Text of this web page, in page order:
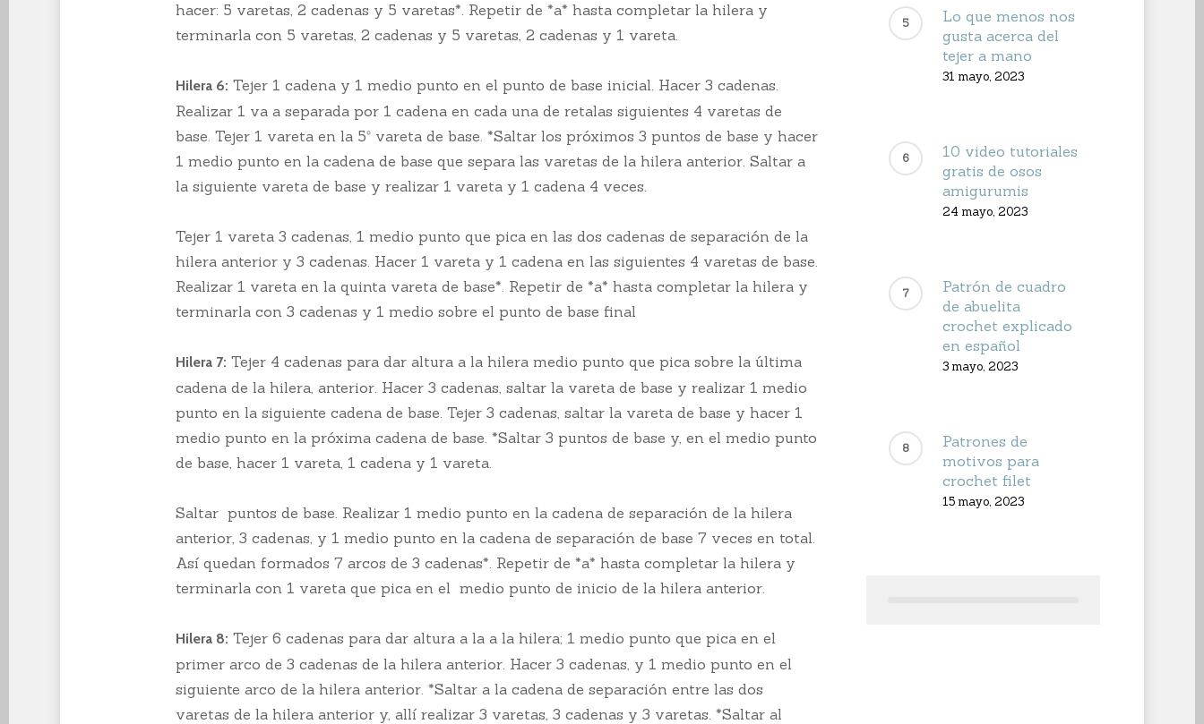
hacer: 5 varetas, 2 cadenas y 5 varetas*. Repetir de *a* hasta completar la hilera y
terminarla con 5 varetas, 2 cadenas y 5 varetas, 2 cadenas y 1 vareta.
Hilera 6: Tejer 1 cadena y 1 medio punto en el punto de base inicial. Hacer 3 cadenas.
Realizar 1 va a separada por 1 cadena en cada una de retalas siguientes 4 varetas de
base. Tejer 1 vareta en la 5º vareta de base. *Saltar los próximos 3 puntos de base y hacer
1 medio punto en la cadena de base que separa las varetas de la hilera anterior. Saltar a
la siguiente vareta de base y realizar 1 vareta y 1 cadena 4 veces.
Tejer 1 vareta 3 cadenas, 1 medio punto que pica en las dos cadenas de separación de la
hilera anterior y 3 cadenas. Hacer 1 vareta y 1 cadena en las siguientes 4 varetas de base.
Realizar 1 vareta en la quinta vareta de base*. Repetir de *a* hasta completar la hilera y
terminarla con 3 cadenas y 1 medio sobre el punto de base final
Hilera 7: Tejer 4 cadenas para dar altura a la hilera medio punto que pica sobre la última
cadena de la hilera, anterior. Hacer 3 cadenas, saltar la vareta de base y realizar 1 medio
punto en la siguiente cadena de base. Tejer 3 cadenas, saltar la vareta de base y hacer 1
medio punto en la próxima cadena de base. *Saltar 3 puntos de base y, en el medio punto
de base, hacer 1 vareta, 1 cadena y 1 vareta.
Saltar puntos de base. Realizar 1 medio punto en la cadena de separación de la hilera
anterior, 3 cadenas, y 1 medio punto en la cadena de separación de base 7 veces en total.
Así quedan formados 7 arcos de 3 cadenas*. Repetir de *a* hasta completar la hilera y
terminarla con 1 vareta que pica en el medio punto de inicio de la hilera anterior.
Hilera 8: Tejer 6 cadenas para dar altura a la a la hilera; 1 medio punto que pica en el
primer arco de 3 cadenas de la hilera anterior. Hacer 3 cadenas, y 1 medio punto en el
siguiente arco de la hilera anterior. *Saltar a la cadena de separación entre las dos
varetas de la hilera anterior y, allí realizar 3 varetas, 3 cadenas y 3 varetas. *Saltar al
Lo que menos nos
gusta acerca del
tejer a mano
31 mayo, 2023
10 video tutoriales
gratis de osos
amigurumis
24 mayo, 2023
Patrón de cuadro
de abuelita
crochet explicado
en español
3 mayo, 2023
Patrones de
motivos para
crochet filet
15 mayo, 2023